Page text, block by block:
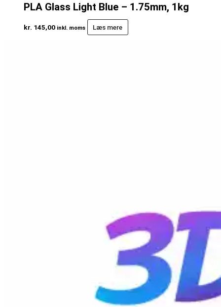
PLA Glass Light Blue – 1.75mm, 1kg
kr. 145,00 inkl. moms Læs mere